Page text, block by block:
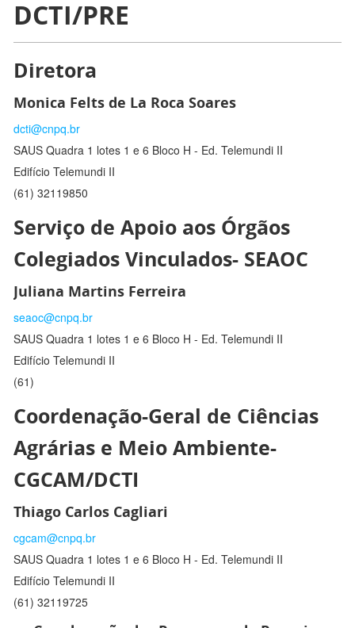
DCTI/PRE
Diretora
Monica Felts de La Roca Soares
dcti@cnpq.br
SAUS Quadra 1 lotes 1 e 6 Bloco H - Ed. Telemundi II
Edifício Telemundi II
(61) 32119850
Serviço de Apoio aos Órgãos
Colegiados Vinculados- SEAOC
Juliana Martins Ferreira
seaoc@cnpq.br
SAUS Quadra 1 lotes 1 e 6 Bloco H - Ed. Telemundi II
Edifício Telemundi II
(61)
Coordenação-Geral de Ciências
Agrárias e Meio Ambiente-
CGCAM/DCTI
Thiago Carlos Cagliari
cgcam@cnpq.br
SAUS Quadra 1 lotes 1 e 6 Bloco H - Ed. Telemundi II
Edifício Telemundi II
(61) 32119725